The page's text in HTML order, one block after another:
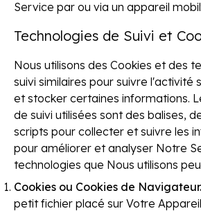
Service par ou via un appareil
Technologies de Suivi et
Nous utilisons des Cookies et des
suivi similaires pour suivre l'activité
et stocker certaines informations.
de suivi utilisées sont des balises,
scripts pour collecter et suivre les
pour améliorer et analyser Notre
technologies que Nous utilisons
Cookies ou Cookies de Navigateur.
petit fichier placé sur Votre